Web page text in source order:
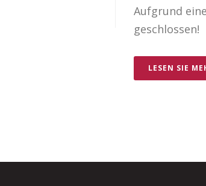
Aufgrund
geschlossen!
LESEN SIE